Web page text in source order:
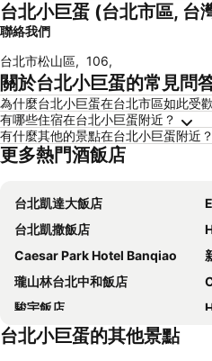
台北小巨蛋 (台北市區, 台
聯絡我們
台北市松山區, 106,
關於台北小巨蛋的常見問
為什麼台北小巨蛋在台北市區如此受
有哪些住宿在台北小巨蛋附近？
有什麼其他的景點在台北小巨蛋附近？
更多熱門酒飯店
台北凱達大飯店
台北凱撒飯店
Caesar Park Hotel Banqiao
瓏山林台北中和飯店
駿宇飯店
The Grand Hotel
台北小巨蛋的其他景點